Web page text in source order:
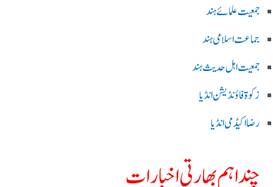
جمعیت علمائے ہند
جماعت اسلامی ہند
جمعیت اہل حدیث ہند
زکوۃ فاؤنڈیشن انڈیا
رضا اکیڈمی انڈیا
چند اہم بھارتی اخبارات